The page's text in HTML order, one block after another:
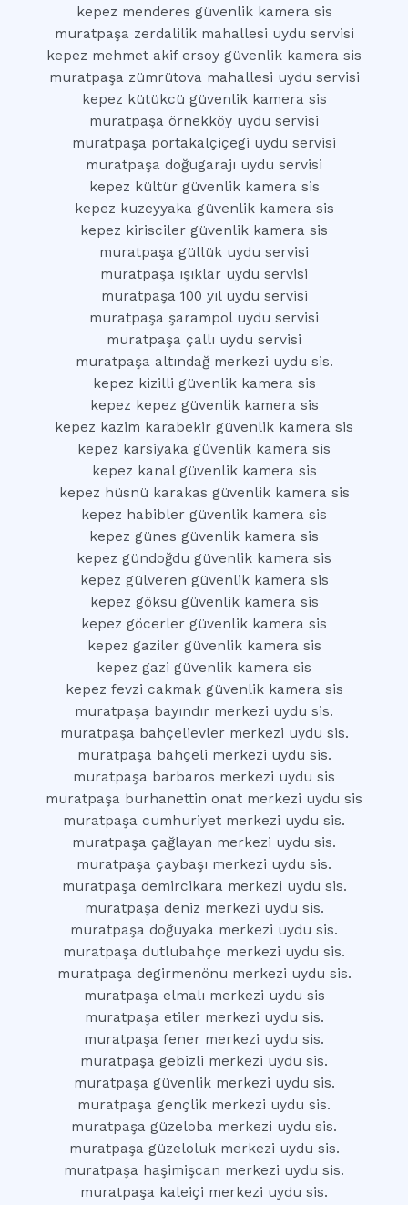
kepez menderes güvenlik kamera sis
muratpaşa zerdalilik mahallesi uydu servisi
kepez mehmet akif ersoy güvenlik kamera sis
muratpaşa zümrütova mahallesi uydu servisi
kepez kütükcü güvenlik kamera sis
muratpaşa örnekköy uydu servisi
muratpaşa portakalçiçegi uydu servisi
muratpaşa doğugarajı uydu servisi
kepez kültür güvenlik kamera sis
kepez kuzeyyaka güvenlik kamera sis
kepez kirisciler güvenlik kamera sis
muratpaşa güllük uydu servisi
muratpaşa ışıklar uydu servisi
muratpaşa 100 yıl uydu servisi
muratpaşa şarampol uydu servisi
muratpaşa çallı uydu servisi
muratpaşa altındağ merkezi uydu sis.
kepez kizilli güvenlik kamera sis
kepez kepez güvenlik kamera sis
kepez kazim karabekir güvenlik kamera sis
kepez karsiyaka güvenlik kamera sis
kepez kanal güvenlik kamera sis
kepez hüsnü karakas güvenlik kamera sis
kepez habibler güvenlik kamera sis
kepez günes güvenlik kamera sis
kepez gündoğdu güvenlik kamera sis
kepez gülveren güvenlik kamera sis
kepez göksu güvenlik kamera sis
kepez göcerler güvenlik kamera sis
kepez gaziler güvenlik kamera sis
kepez gazi güvenlik kamera sis
kepez fevzi cakmak güvenlik kamera sis
muratpaşa bayındır merkezi uydu sis.
muratpaşa bahçelievler merkezi uydu sis.
muratpaşa bahçeli merkezi uydu sis.
muratpaşa barbaros merkezi uydu sis
muratpaşa burhanettin onat merkezi uydu sis
muratpaşa cumhuriyet merkezi uydu sis.
muratpaşa çağlayan merkezi uydu sis.
muratpaşa çaybaşı merkezi uydu sis.
muratpaşa demircikara merkezi uydu sis.
muratpaşa deniz merkezi uydu sis.
muratpaşa doğuyaka merkezi uydu sis.
muratpaşa dutlubahçe merkezi uydu sis.
muratpaşa degirmenönu merkezi uydu sis.
muratpaşa elmalı merkezi uydu sis
muratpaşa etiler merkezi uydu sis.
muratpaşa fener merkezi uydu sis.
muratpaşa gebizli merkezi uydu sis.
muratpaşa güvenlik merkezi uydu sis.
muratpaşa gençlik merkezi uydu sis.
muratpaşa güzeloba merkezi uydu sis.
muratpaşa güzeloluk merkezi uydu sis.
muratpaşa haşimişcan merkezi uydu sis.
muratpaşa kaleiçi merkezi uydu sis.